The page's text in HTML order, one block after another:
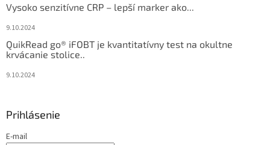
Vysoko senzitívne CRP – lepší marker ako...
9.10.2024
QuikRead go® iFOBT je kvantitatívny test na okultne
krvácanie stolice..
9.10.2024
Prihlásenie
E-mail